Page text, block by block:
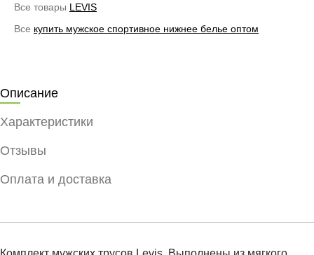
Все товары LEVIS
Все купить мужское спортивное нижнее белье оптом
Описание
Характеристики
Отзывы
Оплата и доставка